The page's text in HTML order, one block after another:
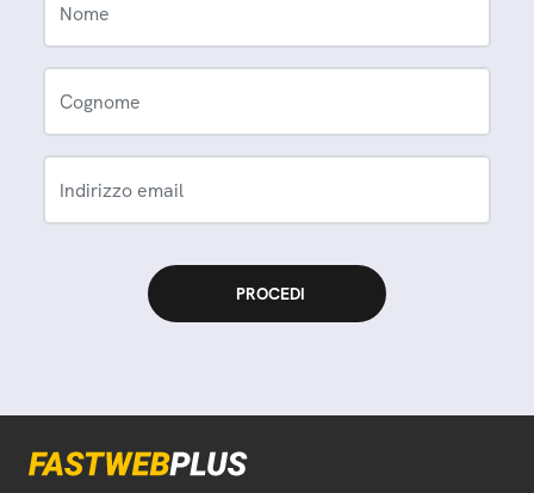
Nome
Cognome
Indirizzo email